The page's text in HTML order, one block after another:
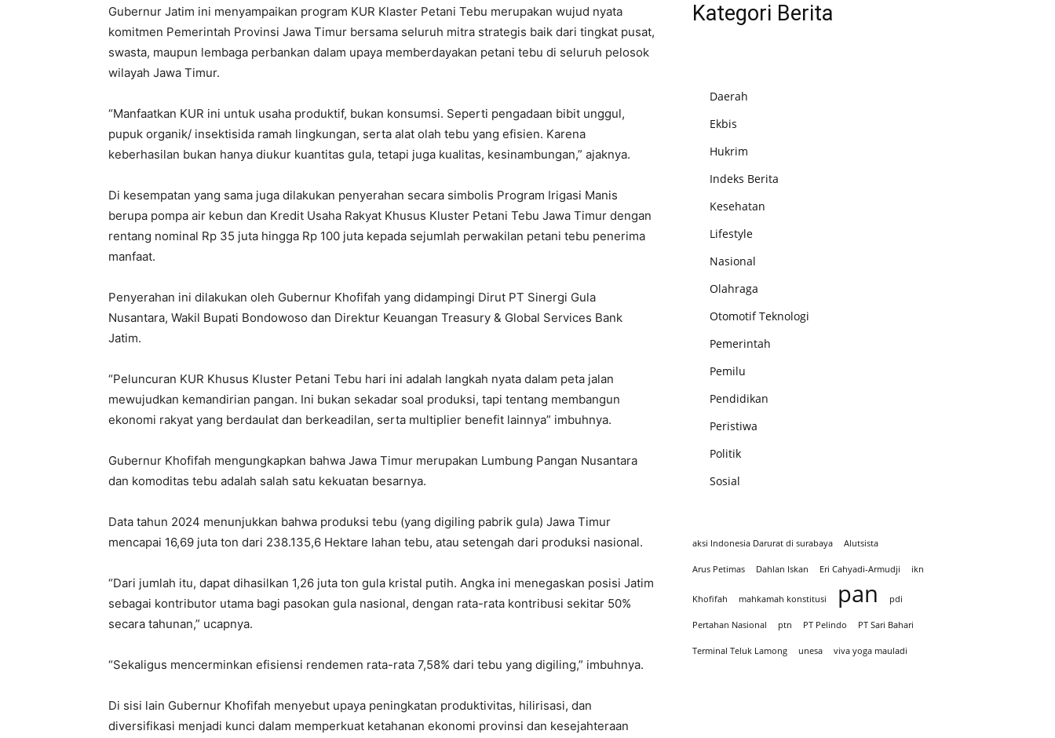
Gubernur Jatim ini menyampaikan program KUR Klaster Petani Tebu merupakan wujud nyata
komitmen Pemerintah Provinsi Jawa Timur bersama seluruh mitra strategis baik dari tingkat pusat,
swasta, maupun lembaga perbankan dalam upaya memberdayakan petani tebu di seluruh pelosok
wilayah Jawa Timur.
“Manfaatkan KUR ini untuk usaha produktif, bukan konsumsi. Seperti pengadaan bibit unggul,
pupuk organik/ insektisida ramah lingkungan, serta alat olah tebu yang efisien. Karena
keberhasilan bukan hanya diukur kuantitas gula, tetapi juga kualitas, kesinambungan,” ajaknya.
Di kesempatan yang sama juga dilakukan penyerahan secara simbolis Program Irigasi Manis
berupa pompa air kebun dan Kredit Usaha Rakyat Khusus Kluster Petani Tebu Jawa Timur dengan
rentang nominal Rp 35 juta hingga Rp 100 juta kepada sejumlah perwakilan petani tebu penerima
manfaat.
Penyerahan ini dilakukan oleh Gubernur Khofifah yang didampingi Dirut PT Sinergi Gula
Nusantara, Wakil Bupati Bondowoso dan Direktur Keuangan Treasury & Global Services Bank
Jatim.
“Peluncuran KUR Khusus Kluster Petani Tebu hari ini adalah langkah nyata dalam peta jalan
mewujudkan kemandirian pangan. Ini bukan sekadar soal produksi, tapi tentang membangun
ekonomi rakyat yang berdaulat dan berkeadilan, serta multiplier benefit lainnya” imbuhnya.
Gubernur Khofifah mengungkapkan bahwa Jawa Timur merupakan Lumbung Pangan Nusantara
dan komoditas tebu adalah salah satu kekuatan besarnya.
Data tahun 2024 menunjukkan bahwa produksi tebu (yang digiling pabrik gula) Jawa Timur
mencapai 16,69 juta ton dari 238.135,6 Hektare lahan tebu, atau setengah dari produksi nasional.
“Dari jumlah itu, dapat dihasilkan 1,26 juta ton gula kristal putih. Angka ini menegaskan posisi Jatim
sebagai kontributor utama bagi pasokan gula nasional, dengan rata-rata kontribusi sekitar 50%
secara tahunan,” ucapnya.
“Sekaligus mencerminkan efisiensi rendemen rata-rata 7,58% dari tebu yang digiling,” imbuhnya.
Di sisi lain Gubernur Khofifah menyebut upaya peningkatan produktivitas, hilirisasi, dan
diversifikasi menjadi kunci dalam memperkuat ketahanan ekonomi provinsi dan kesejahteraan
Kategori Berita
Daerah
Ekbis
Hukrim
Indeks Berita
Kesehatan
Lifestyle
Nasional
Olahraga
Otomotif Teknologi
Pemerintah
Pemilu
Pendidikan
Peristiwa
Politik
Sosial
aksi Indonesia Darurat di surabaya Alutsista
Arus Petimas Dahlan Iskan Eri Cahyadi-Armudji ikn
Khofifah mahkamah konstitusi pan pdi
Pertahan Nasional ptn PT Pelindo PT Sari Bahari
Terminal Teluk Lamong unesa viva yoga mauladi